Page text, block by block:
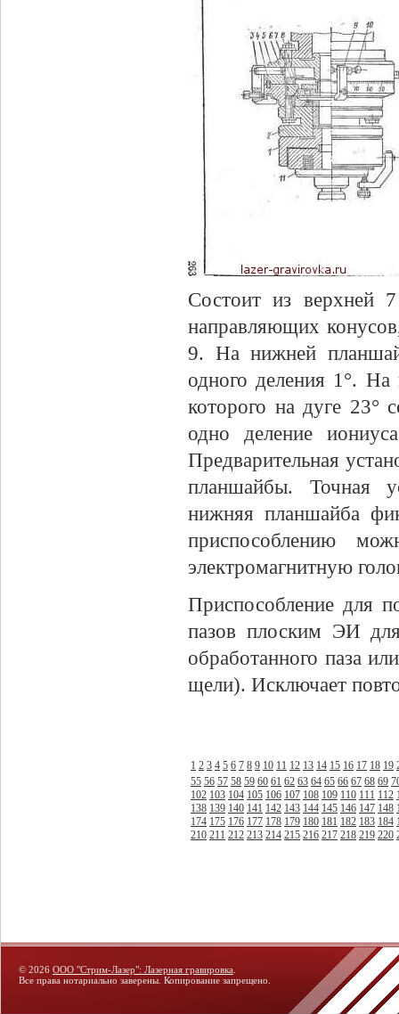
Состоит из верхней
направляющих
9. На нижней
одного деления 1°.
которого на дуге 23°
одно деление
Предварительная
планшайбы. Точная
нижняя планшайба
приспособлению
электромагнитную
Приспособление для
пазов плоским ЭИ
обработанного паза
щели). Исключает
1 2 3 4 5 6 7 8 9 10 11 12 13 14 15 16 17 18 19
55 56 57 58 59 60 61 62 63 64 65 66 67 68 69
102 103 104 105 106 107 108 109 110 111 112
138 139 140 141 142 143 144 145 146 147 148
174 175 176 177 178 179 180 181 182 183 184
210 211 212 213 214 215 216 217 218 219 220
© 2026 ООО "Стрим-Лазер": Лазерная гравировка
Все права нотариально заверены. Копирование запрещено.